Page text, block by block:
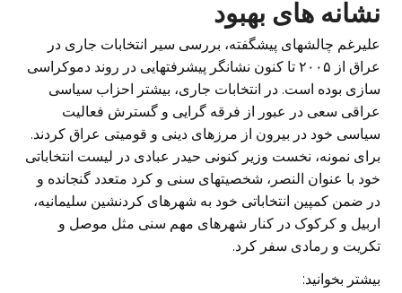
نشانه های بهبود
علیرغم چالشهای پیشگفته، بررسی سیر انتخابات جاری در
عراق از ۲۰۰۵ تا کنون نشانگر پیشرفتهایی در روند دموکراسی
سازی بوده است. در انتخابات جاری، بیشتر احزاب سیاسی
عراقی سعی در عبور از فرقه گرایی و گسترش فعالیت
سیاسی خود در بیرون از مرزهای دینی و قومیتی عراق کردند.
برای نمونه، نخست وزیر کنونی حیدر عبادی در لیست انتخاباتی
خود با عنوان النصر، شخصیتهای سنی و کرد متعدد گنجانده و
در ضمن کمپین انتخاباتی خود به شهرهای کردنشین سلیمانیه،
اربیل و کرکوک در کنار شهرهای مهم سنی مثل موصل و
تکریت و رمادی سفر کرد.
بیشتر بخوانید: